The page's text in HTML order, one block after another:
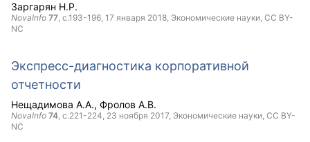
Заргарян Н.Р.
NovaInfo 77, с.193-196, 17 января 2018, Экономические науки, CC BY-
NC
Экспресс-диагностика корпоративной
отчетности
Нещадимова А.А. Фролов А.В.
NovaInfo 74, с.221-224, 23 ноября 2017, Экономические науки, CC BY-
NC